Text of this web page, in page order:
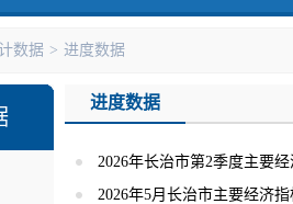
数据 > 进度数据
进度数据
2026年长治市第2季度主要
2026年5月长治市主要经济指